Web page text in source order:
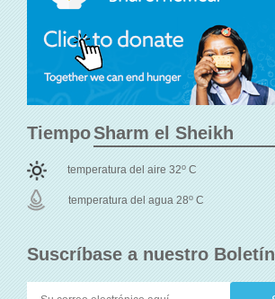
Suscríbase a nuestro Boletín
Tiempo
temperatura del aire 32o C
temperatura del agua 28o C